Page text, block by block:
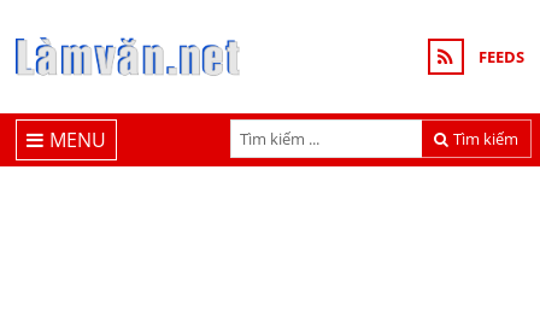
FEEDS
Tìm kiếm
MENU